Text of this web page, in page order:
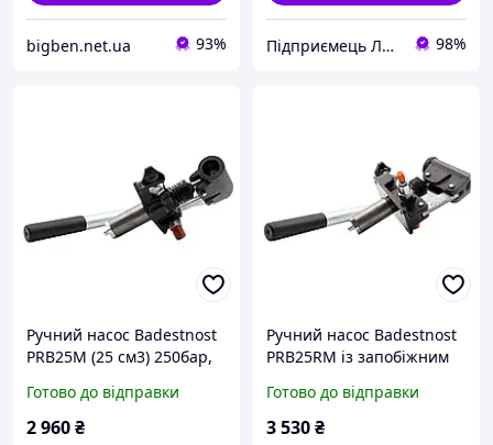
bigben.net.ua 93% Підприємець Леонід Яцюк 98%
Ручний насос Badestnost
PRB25M (25 см3) 250бар,
клапану
Готово до відправки
2 960₴
Ручний насос Badestnost
PRB25RM із запобіжним
односторонній
Готово до відправки
3 530₴